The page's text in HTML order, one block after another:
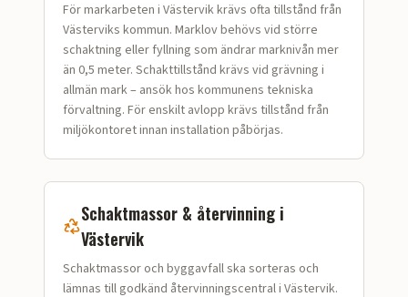
För markarbeten i Västervik krävs ofta tillstånd från
Västerviks kommun. Marklov behövs vid större
schaktning eller fyllning som ändrar marknivån mer
än 0,5 meter. Schakttillstånd krävs vid grävning i
allmän mark – ansök hos kommunens tekniska
förvaltning. För enskilt avlopp krävs tillstånd från
miljökontoret innan installation påbörjas.
Schaktmassor & återvinning i
Västervik
Schaktmassor och bygg­avfall ska sorteras och
lämnas till godkänd återvinningscentral i Västervik.